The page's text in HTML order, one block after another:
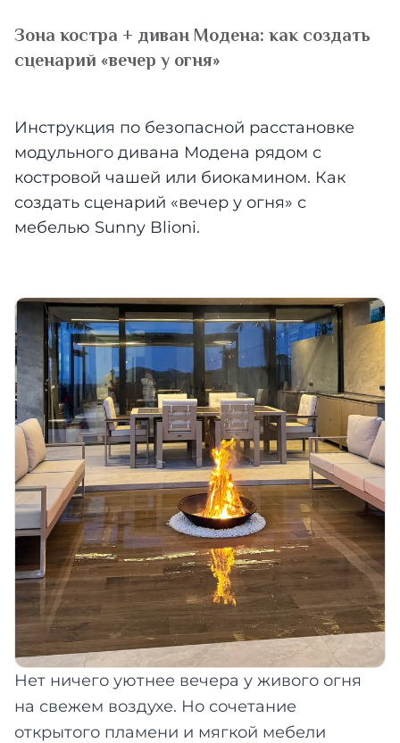
Зона костра + диван Модена: как создать
сценарий «вечер у огня»
Инструкция по безопасной расстановке
модульного дивана Модена рядом с
костровой чашей или биокамином. Как
создать сценарий «вечер у огня» с
мебелью Sunny Blioni.
Нет ничего уютнее вечера у живого огня
на свежем воздухе. Но сочетание
открытого пламени и мягкой мебели